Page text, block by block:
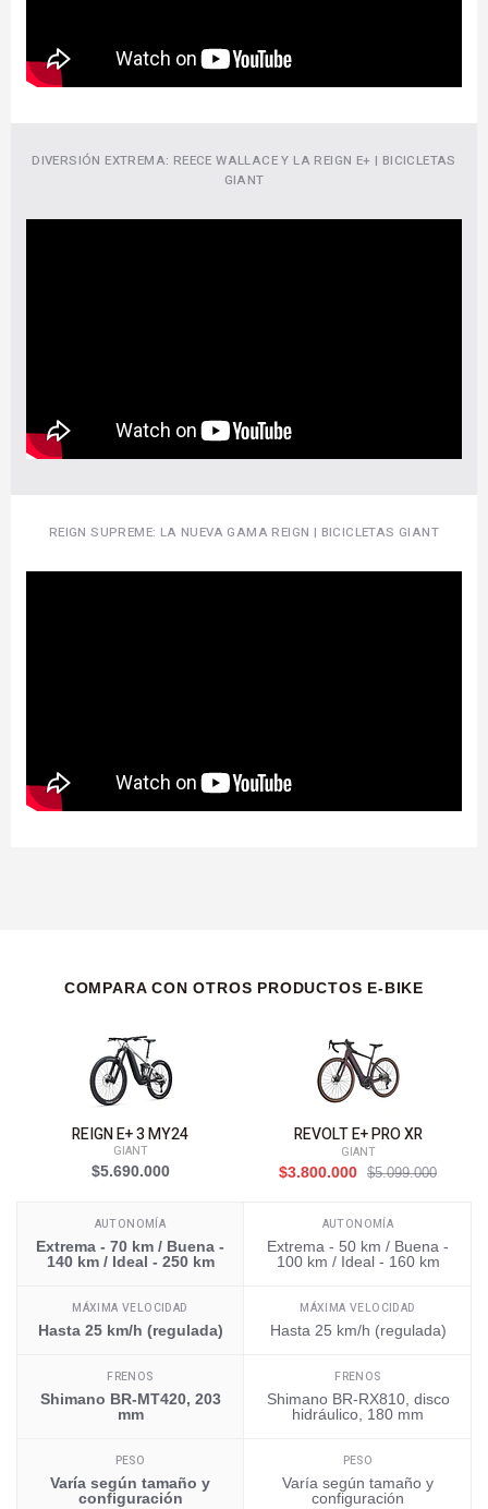
DIVERSIÓN EXTREMA: REECE WALLACE Y LA REIGN E+ | BICICLETAS
GIANT
REIGN SUPREME: LA NUEVA GAMA REIGN | BICICLETAS GIANT
COMPARA CON OTROS PRODUCTOS E-BIKE
REIGN E+ 3 MY24
GIANT
$5.690.000
AUTONOMÍA
Extrema - 70 km / Buena -
140 km / Ideal - 250 km
MÁXIMA VELOCIDAD
Hasta 25 km/h (regulada)
FRENOS
Shimano BR-MT420, 203
mm
PESO
Varía según tamaño y
configuración
REVOLT E+ PRO XR
GIANT
$3.800.000
$5.099.000
AUTONOMÍA
Extrema - 50 km / Buena -
100 km / Ideal - 160 km
MÁXIMA VELOCIDAD
Hasta 25 km/h (regulada)
FRENOS
Shimano BR-RX810, disco
hidráulico, 180 mm
PESO
Varía según tamaño y
configuración